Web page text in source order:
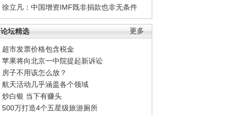
徐立凡：中国增资IMF既非捐款也非无条件
更多
论坛精选
超市发票价格包含税金
苹果将向北京一中院提起新诉讼
房子不用该怎么放？
航天活动几乎涵盖各个领域
炒白银 当下有赚头
500万打造4个五星级旅游厕所